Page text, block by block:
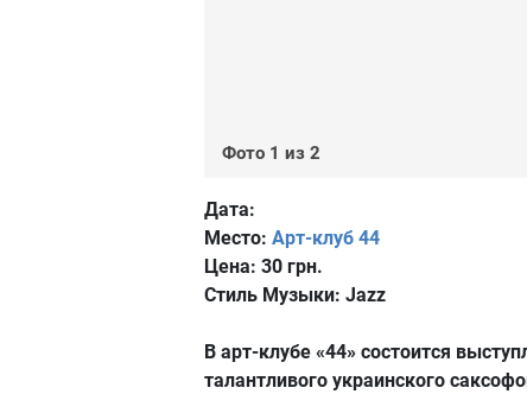
Фото 1 из 2
Дата:
Место: Арт-клуб 44
Цена: 30 грн.
Стиль Музыки: Jazz
В арт-клубе «44» состоится
талантливого украинского